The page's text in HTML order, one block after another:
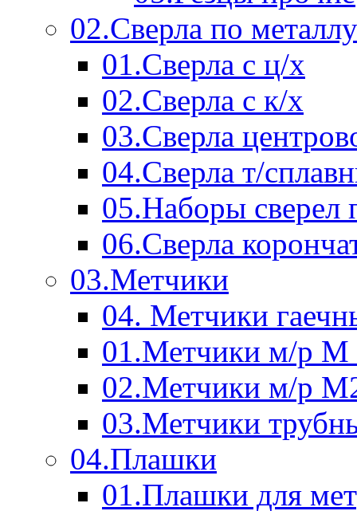
02.Сверла по металлу
01.Сверла с ц/х
02.Сверла с к/х
03.Сверла
04.Сверла т/
05.Наборы сверел
06.Сверла
03.Метчики
04. Метчики
01.Метчики м/р М
02.Метчики м/р
03.Метчики
04.Плашки
01.Плашки для